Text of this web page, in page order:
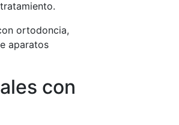
ortodoncia,
aparatos
con